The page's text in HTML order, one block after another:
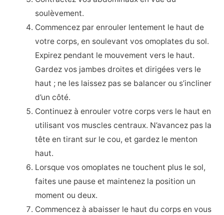
soulèvement.
Commencez par enrouler lentement le haut de
votre corps, en soulevant vos omoplates du sol.
Expirez pendant le mouvement vers le haut.
Gardez vos jambes droites et dirigées vers le
haut ; ne les laissez pas se balancer ou s’incliner
d’un côté.
Continuez à enrouler votre corps vers le haut en
utilisant vos muscles centraux. N’avancez pas la
tête en tirant sur le cou, et gardez le menton
haut.
Lorsque vos omoplates ne touchent plus le sol,
faites une pause et maintenez la position un
moment ou deux.
Commencez à abaisser le haut du corps en vous